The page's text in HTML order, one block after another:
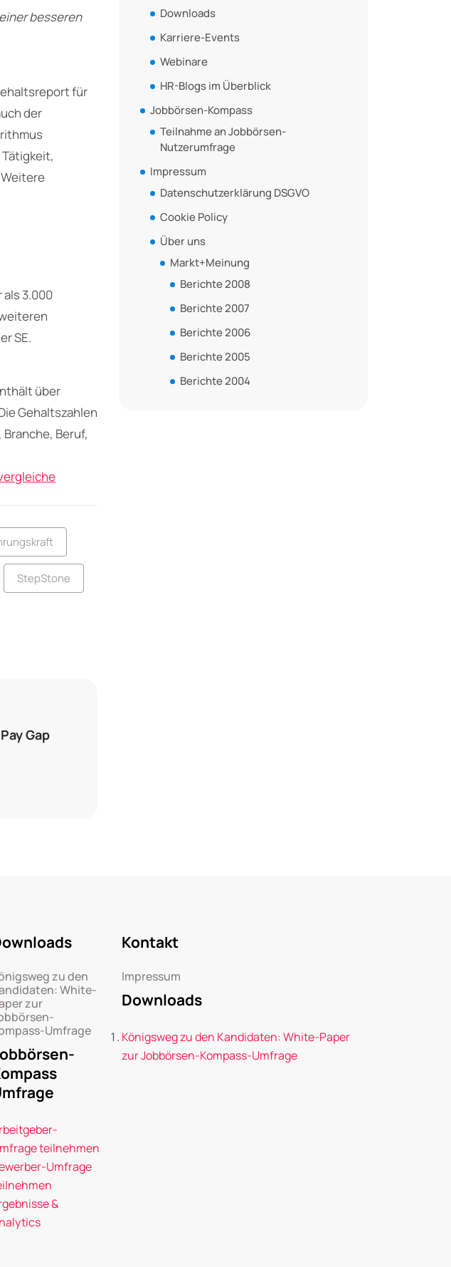
besseren
für
der
3.000
SE.
über
Gehaltszahlen
Beruf,
StepStone
Gap
Downloads
Karriere-Events
Webinare
HR-Blogs im Überblick
Jobbörsen-Kompass
Teilnahme an Jobbörsen-
Nutzerumfrage
Impressum
Datenschutzerklärung DSGVO
Cookie Policy
Über uns
Markt+Meinung
Berichte 2008
Berichte 2007
Berichte 2006
Berichte 2005
Berichte 2004
zu den
White-
zur
Umfrage
teilnehmen
Umfrage
&
Kontakt
Impressum
Downloads
Königsweg zu den Kandidaten: White-Paper
zur Jobbörsen-Kompass-Umfrage